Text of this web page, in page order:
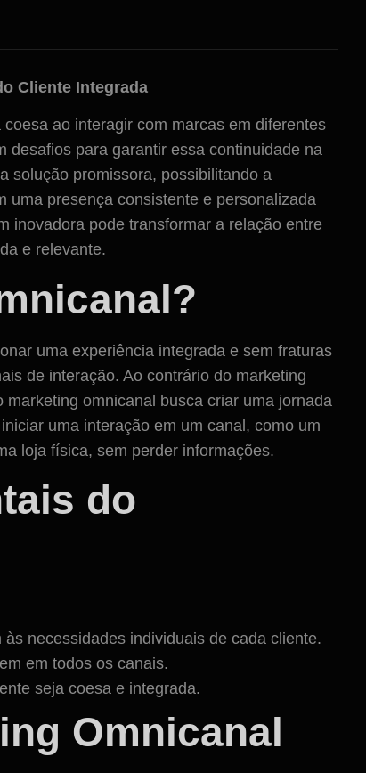
Cliente Integrada
ao interagir com marcas em diferentes
desafios para garantir essa continuidade na
solução promissora, possibilitando a
uma presença consistente e personalizada
inovadora pode transformar a relação entre
e relevante.
uma experiência integrada e sem fraturas
de interação. Ao contrário do marketing
omnicanal busca criar uma jornada
uma interação em um canal, como um
loja física, sem perder informações.
do
necessidades individuais de cada cliente.
em todos os canais.
seja coesa e integrada.
Omnicanal